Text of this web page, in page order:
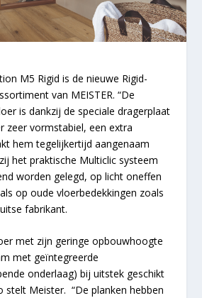
M5 Rigid is de nieuwe Rigid-
van MEISTER. “De
is dankzij de speciale dragerplaat
zeer vormstabiel, een extra
hem tegelijkertijd aangenaam
het praktische Multiclic systeem
worden gelegd, op licht oneffen
op oude vloerbedekkingen zoals
fabrikant.
met zijn geringe opbouwhoogte
met geïntegreerde
onderlaag) bij uitstek geschikt
stelt Meister. “De planken hebben